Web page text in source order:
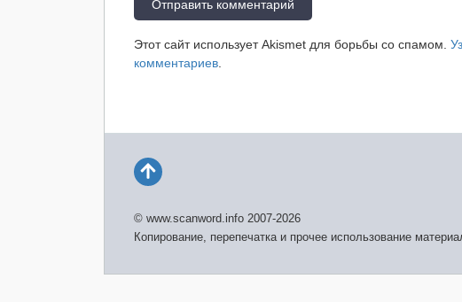
Этот сайт использует Akismet для борьбы со спамом.
комментариев
© www.scanword.info 2007-2026
Копирование, перепечатка и прочее использование